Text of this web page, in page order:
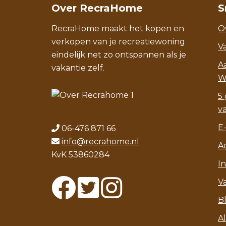
Over RecraHome
RecraHome maakt het kopen en
verkopen van je recreatiewoning
eindelijk net zo ontspannen als je
vakantie zelf.
06-476 871 66
info@recrahome.nl
KvK 53860284
5